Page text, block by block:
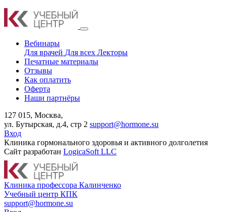
Вебинары
Для врачей Для всех Лекторы
Печатные материалы
Отзывы
Как оплатить
Оферта
Наши партнёры
127 015, Москва,
ул. Бутырская, д.4, стр 2 support@hormone.su
Вход
Клиника гормонального здоровья и активного долголетия
Сайт разработан LogicaSoft LLC
Клиника профессора Калинченко
Учебный центр КПК
support@hormone.su